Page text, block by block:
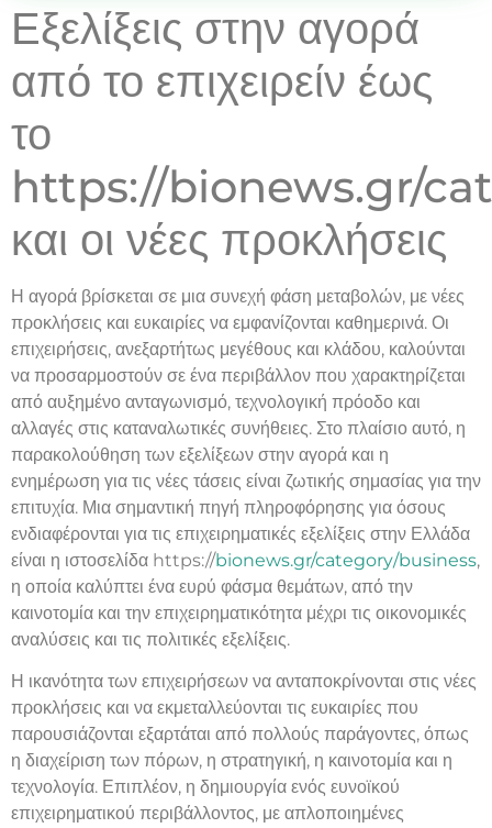
Εξελίξεις στην αγορά
από το επιχειρείν έως
το
https://bionews.gr/
και οι νέες προκλήσεις
Η αγορά βρίσκεται σε μια συνεχή φάση μεταβολών, με νέες
προκλήσεις και ευκαιρίες να εμφανίζονται καθημερινά. Οι
επιχειρήσεις, ανεξαρτήτως μεγέθους και κλάδου, καλούνται
να προσαρμοστούν σε ένα περιβάλλον που χαρακτηρίζεται
από αυξημένο ανταγωνισμό, τεχνολογική πρόοδο και
αλλαγές στις καταναλωτικές συνήθειες. Στο πλαίσιο αυτό, η
παρακολούθηση των εξελίξεων στην αγορά και η
ενημέρωση για τις νέες τάσεις είναι ζωτικής σημασίας για την
επιτυχία. Μια σημαντική πηγή πληροφόρησης για όσους
ενδιαφέρονται για τις επιχειρηματικές εξελίξεις στην Ελλάδα
είναι η ιστοσελίδα https://bionews.gr/category/business,
η οποία καλύπτει ένα ευρύ φάσμα θεμάτων, από την
καινοτομία και την επιχειρηματικότητα μέχρι τις οικονομικές
αναλύσεις και τις πολιτικές εξελίξεις.
Η ικανότητα των επιχειρήσεων να ανταποκρίνονται στις νέες
προκλήσεις και να εκμεταλλεύονται τις ευκαιρίες που
παρουσιάζονται εξαρτάται από πολλούς παράγοντες, όπως
η διαχείριση των πόρων, η στρατηγική, η καινοτομία και η
τεχνολογία. Επιπλέον, η δημιουργία ενός ευνοϊκού
επιχειρηματικού περιβάλλοντος, με απλοποιημένες